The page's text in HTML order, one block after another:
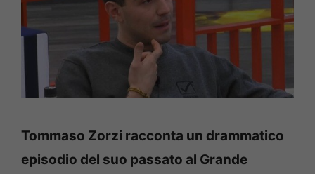
Tommaso Zorzi racconta un drammatico
episodio del suo passato al Grande